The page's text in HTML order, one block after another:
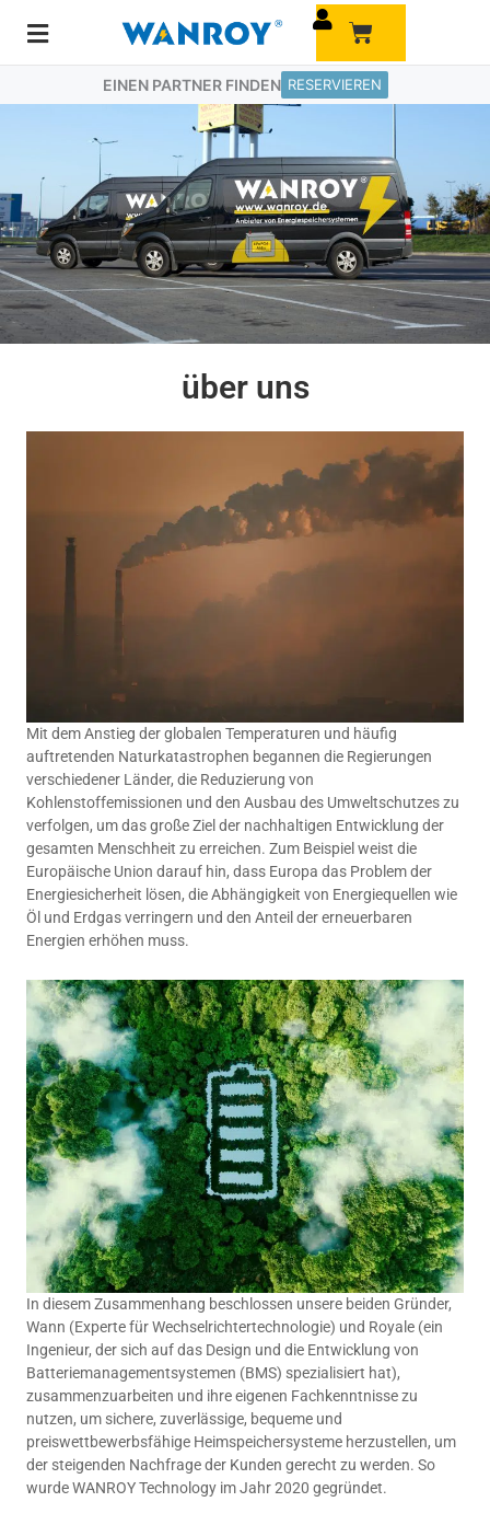
Inhalt
Warenkorb
EINEN PARTNER FINDEN RESERVIEREN
über uns
Mit dem Anstieg der globalen Temperaturen und häufig
auftretenden Naturkatastrophen begannen die Regierungen
verschiedener Länder, die Reduzierung von
Kohlenstoffemissionen und den Ausbau des Umweltschutzes zu
verfolgen, um das große Ziel der nachhaltigen Entwicklung der
gesamten Menschheit zu erreichen. Zum Beispiel weist die
Europäische Union darauf hin, dass Europa das Problem der
Energiesicherheit lösen, die Abhängigkeit von Energiequellen wie
Öl und Erdgas verringern und den Anteil der erneuerbaren
Energien erhöhen muss.
In diesem Zusammenhang beschlossen unsere beiden Gründer,
Wann (Experte für Wechselrichtertechnologie) und Royale (ein
Ingenieur, der sich auf das Design und die Entwicklung von
Batteriemanagementsystemen (BMS) spezialisiert hat),
zusammenzuarbeiten und ihre eigenen Fachkenntnisse zu
nutzen, um sichere, zuverlässige, bequeme und
preiswettbewerbsfähige Heimspeichersysteme herzustellen, um
der steigenden Nachfrage der Kunden gerecht zu werden. So
wurde WANROY Technology im Jahr 2020 gegründet.